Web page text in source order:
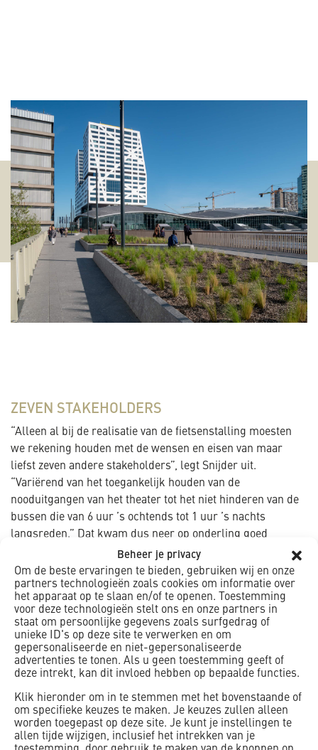
Beheer je privacy
Om de beste ervaringen te bieden, gebruiken wij en onze
partners technologieën zoals cookies om informatie over
het apparaat op te slaan en/of te openen. Toestemming
voor deze technologieën stelt ons en onze partners in
staat om persoonlijke gegevens zoals surfgedrag of
unieke ID's op deze site te verwerken en om
gepersonaliseerde en niet-gepersonaliseerde
advertenties te tonen. Als u geen toestemming geeft of
deze intrekt, kan dit invloed hebben op bepaalde functies.
Klik hieronder om in te stemmen met het bovenstaande of
om specifieke keuzes te maken. Je keuzes zullen alleen
worden toegepast op deze site. Je kunt je instellingen te
allen tijde wijzigen, inclusief het intrekken van je
ZEVEN STAKEHOLDERS
“Alleen al bij de realisatie van de fietsenstalling moesten
we rekening houden met de wensen en eisen van maar
liefst zeven andere stakeholders”, legt Snijder uit.
“Variërend van het toegankelijk houden van de
nooduitgangen van het theater tot het niet hinderen van de
bussen die van 6 uur ’s ochtends tot 1 uur ’s nachts
langsreden.” Dat kwam dus neer op onderling goed
afstemmen, de verschillende werkzaamheden en
leveringen optimaal plannen en continu scherp
communiceren. “Dat proces liep als een zonnetje. We
hebben nagenoeg geen klachten gekregen”, zegt Egbert
Pruim, directievoerder van het project namens de
gemeente Utrecht.
Lovenswaardig vindt Pruim ook de coöperatieve opstelling
van K_Dekker. “Tijdens elk werk gebeurt er altijd wel iets
leuk. Toch bleven de mensen van K_Dekker altijd
meezoeken naar een oplossing, namen ze nooit een
afwachtende houding aan.”